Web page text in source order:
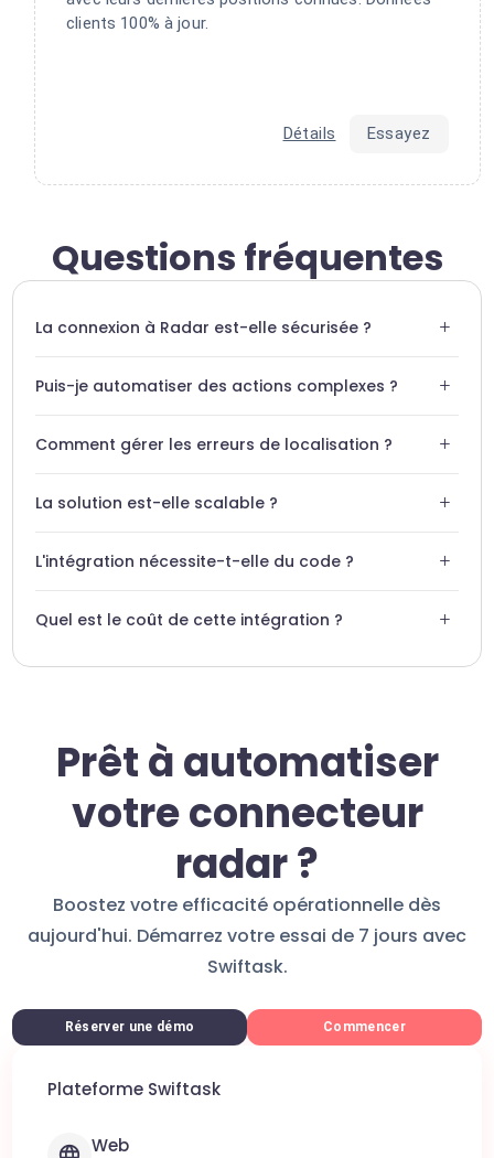
clients 100% à jour.
Détails Essayez
Questions fréquentes
La connexion à Radar est-elle sécurisée ? +
chiffrés pour garantir que vos données de localisation
Puis-je automatiser des actions complexes ? +
actions basées sur les données Radar, comme envoyer
Comment gérer les erreurs de localisation ? +
ignorer les données aberrantes et assurer la fiabilité de
La solution est-elle scalable ? +
géospatiaux par minute sans latence significative.
L'intégration nécessite-t-elle du code ? +
permettant une mise en place rapide par vos équipes
Quel est le coût de cette intégration ? +
Prêt à automatiser
votre connecteur
radar ?
Boostez votre efficacité opérationnelle dès
aujourd'hui. Démarrez votre essai de 7 jours avec
Swiftask.
Réserver une démo Commencer
Plateforme Swiftask
Web